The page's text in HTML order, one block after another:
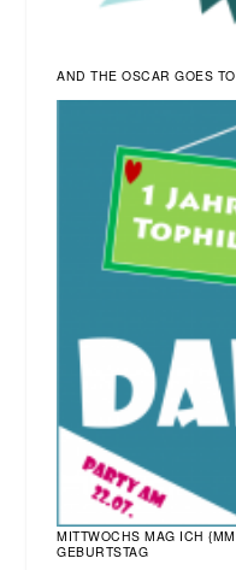
AND THE OSCAR GOES
MITTWOCHS MAG ICH
GEBURTSTAG